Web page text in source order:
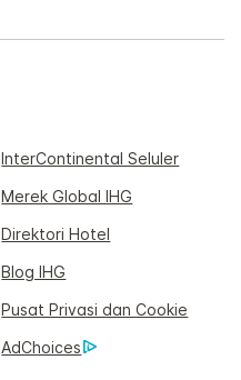
InterContinental Seluler
Merek Global IHG
Direktori Hotel
Blog IHG
Pusat Privasi dan Cookie
AdChoices